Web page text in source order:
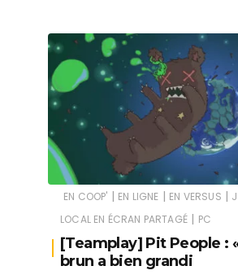
EN COOP' | EN LIGNE | EN VERSUS |
LOCAL EN ÉCRAN PARTAGÉ | PC
[Teamplay] Pit People :
brun a bien grandi